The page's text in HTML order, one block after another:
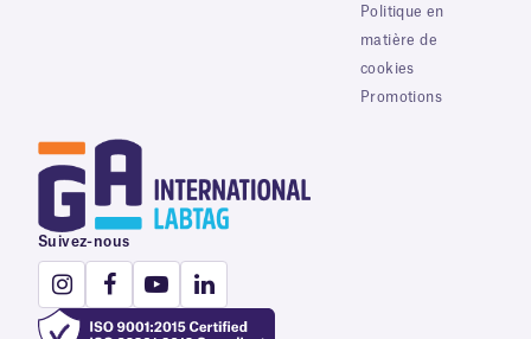
Politique en
matière de
cookies
Promotions
Suivez-nous